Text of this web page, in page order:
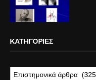
ΚΑΤΗΓΟΡΊΕΣ